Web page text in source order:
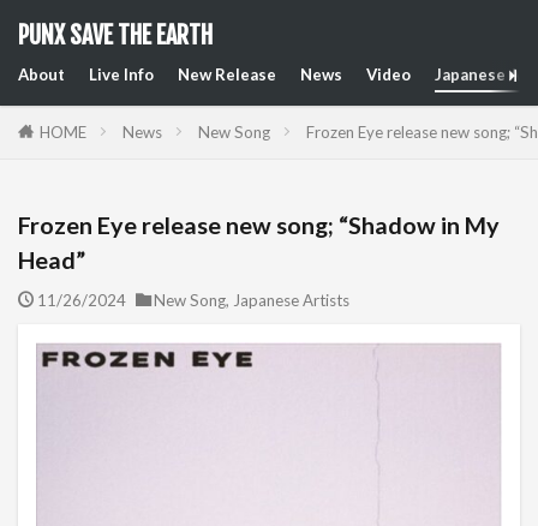
PUNX SAVE THE EARTH
About Live Info New Release News Video Japanese
HOME News New Song Frozen Eye release new song;
Frozen Eye release new song; “Shadow in My
Head”
11/26/2024 New Song, Japanese Artists